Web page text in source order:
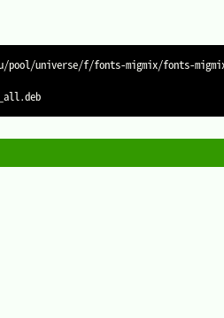
universe/f/fonts-migmix/fonts-